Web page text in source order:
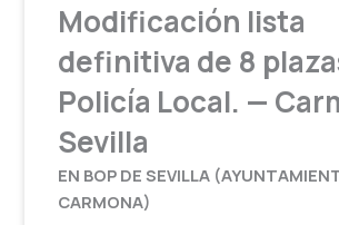
Modificación lista
definitiva de 8
Policía Local. —
Sevilla
EN BOP DE SEVILLA
CARMONA)